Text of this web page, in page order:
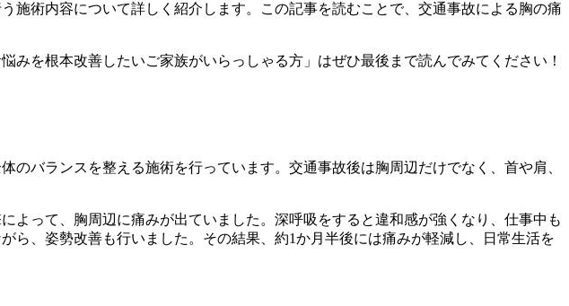
施術内容について詳しく紹介します。この記事を読むことで、交通事故による胸の痛
みを根本改善したいご家族がいらっしゃる方」はぜひ最後まで読んでみてください！
バランスを整える施術を行っています。交通事故後は胸周辺だけでなく、首や肩、
よって、胸周辺に痛みが出ていました。深呼吸をすると違和感が強くなり、仕事中も
、姿勢改善も行いました。その結果、約1か月半後には痛みが軽減し、日常生活を